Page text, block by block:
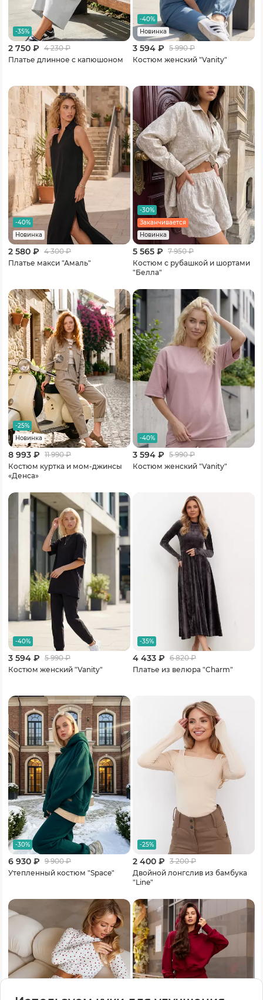
-35%
2 750 ₽ 4 230₽
Платье длинное с капюшоном
-40%
Новинка
3 594 ₽ 5 990₽
Костюм женский "Vanity"
-40%
Новинка
2 580 ₽ 4 300₽
Платье макси "Амаль"
-30%
Заканчивается
Новинка
5 565 ₽ 7 950₽
Костюм с рубашкой и шортами
"Белла"
-25%
Новинка
8 993 ₽ 11 990₽
Костюм куртка и мом-джинсы
«Денса»
-40%
3 594 ₽ 5 990₽
Костюм женский "Vanity"
-40%
3 594 ₽ 5 990₽
Костюм женский "Vanity"
-35%
4 433 ₽ 6 820₽
Платье из велюра "Charm"
-30%
6 930 ₽ 9 900₽
Утепленный костюм "Space"
-25%
2 400 ₽ 3 200₽
Двойной лонгслив из бамбука
"Line"